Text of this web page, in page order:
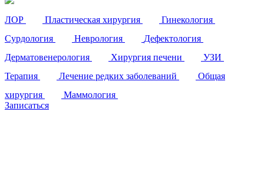
ЛОР Пластическая хирургия
Гинекология
Сурдология
Неврология
Дефектология
Дерматовенерология
Хирургия печени
УЗИ
Терапия
Лечение редких заболеваний
Общая
хирургия
Маммология
Записаться